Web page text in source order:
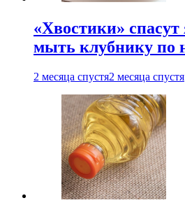
«Хвостики» спасут
мыть клубнику по
2 месяца спустя2 месяца спустя